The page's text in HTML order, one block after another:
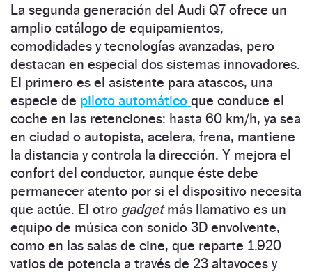
La segunda generación del Audi Q7 ofrece un
amplio catálogo de equipamientos,
comodidades y tecnologías avanzadas, pero
destacan en especial dos sistemas innovadores.
El primero es el asistente para atascos, una
especie de piloto automático que conduce el
coche en las retenciones: hasta 60 km/h, ya sea
en ciudad o autopista, acelera, frena, mantiene
la distancia y controla la dirección. Y mejora el
confort del conductor, aunque éste debe
permanecer atento por si el dispositivo necesita
que actúe. El otro gadgetmás llamativo es un
equipo de música con sonido 3D envolvente,
como en las salas de cine, que reparte 1.920
vatios de potencia a través de 23 altavoces y